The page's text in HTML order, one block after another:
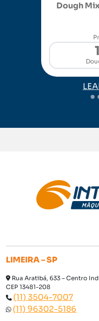
Dough
LIMEIRA – SP
Rua Aratibá, 633 – Centro
CEP 13481-208
(11) 3504-7007
(11) 96302-5186